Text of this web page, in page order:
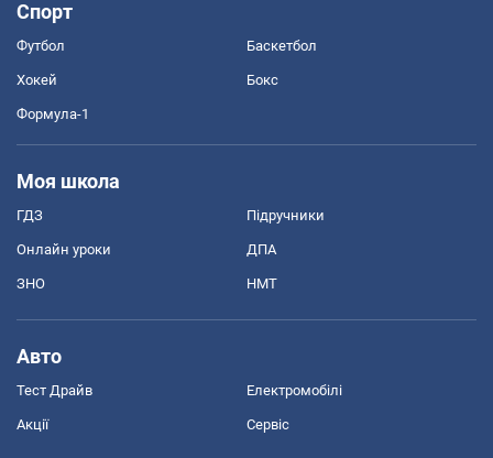
Спорт
Футбол Баскетбол
Хокей Бокс
Формула-1
Моя школа
ГДЗ Підручники
Онлайн уроки ДПА
ЗНО НМТ
Авто
Тест Драйв Електромобілі
Акції Сервіс